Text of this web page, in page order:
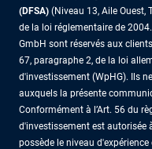
(DFSA) (Niveau 13, Aile Ouest,
de la loi réglementaire de
GmbH sont réservés aux
67, paragraphe 2, de la loi
d'investissement (WpHG). Ils
auxquels la présente
Conformément à l’Art. 56 du
d'investissement est autorisée
possède le niveau